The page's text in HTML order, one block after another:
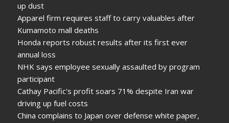
up dust
Apparel firm requires staff to carry valuables after
Kumamoto mall deaths
Honda reports robust results after its first ever
annual loss
NHK says employee sexually assaulted by program
participant
Cathay Pacific's profit soars 71% despite Iran war
driving up fuel costs
China complains to Japan over defense white paper,